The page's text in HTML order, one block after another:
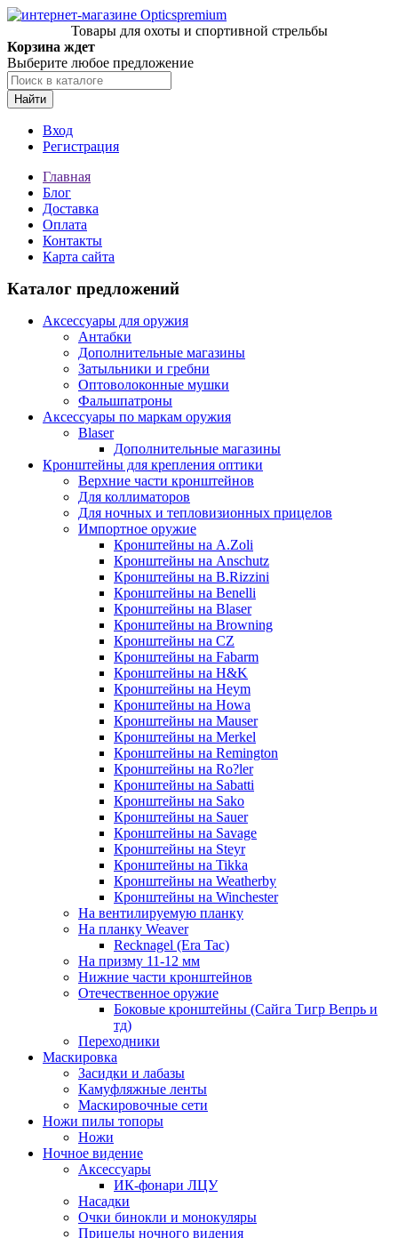
Товары для охоты и спортивной стрельбы
Корзина ждет
Выберите любое предложение
Найти
Вход
Регистрация
Главная
Блог
Доставка
Оплата
Контакты
Карта сайта
Каталог предложений
Аксессуары для оружия
Антабки
Дополнительные магазины
Затыльники и гребни
Оптоволоконные мушки
Фальшпатроны
Аксессуары по маркам оружия
Blaser
Дополнительные магазины
Кронштейны для крепления оптики
Верхние части кронштейнов
Для коллиматоров
Для ночных и тепловизионных прицелов
Импортное оружие
Кронштейны на A.Zoli
Кронштейны на Anschutz
Кронштейны на B.Rizzini
Кронштейны на Benelli
Кронштейны на Blaser
Кронштейны на Browning
Кронштейны на CZ
Кронштейны на Fabarm
Кронштейны на H&K
Кронштейны на Heym
Кронштейны на Howa
Кронштейны на Mauser
Кронштейны на Merkel
Кронштейны на Remington
Кронштейны на Ro?ler
Кронштейны на Sabatti
Кронштейны на Sako
Кронштейны на Sauer
Кронштейны на Savage
Кронштейны на Steyr
Кронштейны на Tikka
Кронштейны на Weatherby
Кронштейны на Winchester
На вентилируемую планку
На планку Weaver
Recknagel (Era Tac)
На призму 11-12 мм
Нижние части кронштейнов
Отечественное оружие
Боковые кронштейны (Сайга Тигр Вепрь и
тд)
Переходники
Маскировка
Засидки и лабазы
Камуфляжные ленты
Маскировочные сети
Ножи пилы топоры
Ножи
Ночное видение
Аксессуары
ИК-фонари ЛЦУ
Насадки
Очки бинокли и монокуляры
Прицелы ночного видения